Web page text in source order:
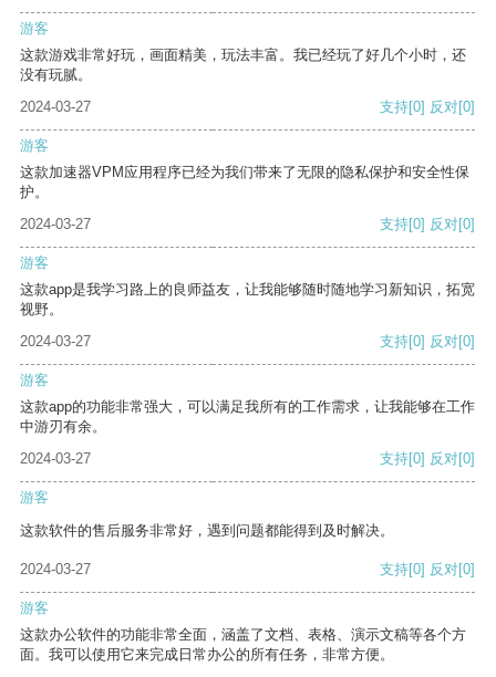
游客
这款游戏非常好玩，画面精美，玩法丰富。我已经玩了好几个小时，还
没有玩腻。
2024-03-27
支持[0] 反对[0]
游客
这款加速器VPM应用程序已经为我们带来了无限的隐私保护和安全性保
护。
2024-03-27
支持[0] 反对[0]
游客
这款app是我学习路上的良师益友，让我能够随时随地学习新知识，拓宽
视野。
2024-03-27
支持[0] 反对[0]
游客
这款app的功能非常强大，可以满足我所有的工作需求，让我能够在工作
中游刃有余。
2024-03-27
支持[0] 反对[0]
游客
这款软件的售后服务非常好，遇到问题都能得到及时解决。
2024-03-27 支持[0] 反对[0]
游客
这款办公软件的功能非常全面，涵盖了文档、表格、演示文稿等各个方
面。我可以使用它来完成日常办公的所有任务，非常方便。